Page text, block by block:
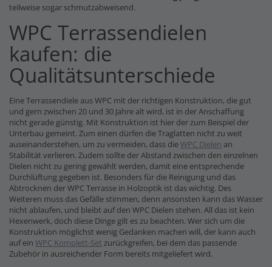
teilweise sogar schmutzabweisend.
WPC Terrassendielen
kaufen: die
Qualitätsunterschiede
Eine Terrassendiele aus WPC mit der richtigen Konstruktion, die gut
und gern zwischen 20 und 30 Jahre alt wird, ist in der Anschaffung
nicht gerade günstig. Mit Konstruktion ist hier der zum Beispiel der
Unterbau gemeint. Zum einen dürfen die Traglatten nicht zu weit
auseinanderstehen, um zu vermeiden, dass dieWPC Dielen an
Stabilität verlieren. Zudem sollte der Abstand zwischen den einzelnen
Dielen nicht zu gering gewählt werden, damit eine entsprechende
Durchlüftung gegeben ist. Besonders für die Reinigung und das
Abtrocknen der WPC Terrasse in Holzoptik ist das wichtig. Des
Weiteren muss das Gefälle stimmen, denn ansonsten kann das Wasser
nicht ablaufen, und bleibt auf den WPC Dielen stehen. All das ist kein
Hexenwerk, doch diese Dinge gilt es zu beachten. Wer sich um die
Konstruktion möglichst wenig Gedanken machen will, der kann auch
auf ein WPC Komplett-Set zurückgreifen, bei dem das passende
Zubehör in ausreichender Form bereits mitgeliefert wird.